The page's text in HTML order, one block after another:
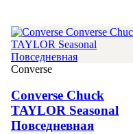
Converse
Converse Chuck
TAYLOR Seasonal
Повседневная